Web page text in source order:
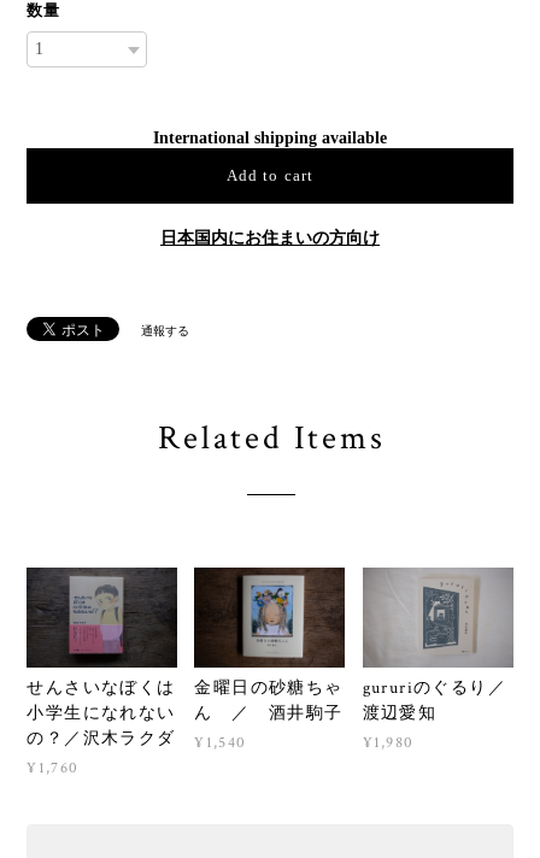
数量
International shipping available
Add to cart
日本国内にお住まいの方向け
通報する
Related Items
せんさいなぼくは
小学生になれない
の？／沢木ラクダ
¥1,760
金曜日の砂糖ちゃ
ん ／ 酒井駒子
¥1,540
gururiのぐるり／
渡辺愛知
¥1,980